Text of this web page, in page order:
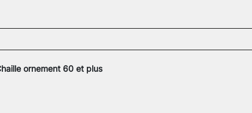
ornement 60 et plus